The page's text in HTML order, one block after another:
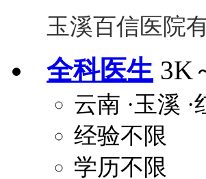
玉溪百信医院
全科医生 3K
云南 ·玉溪 ·
经验不限
学历不限